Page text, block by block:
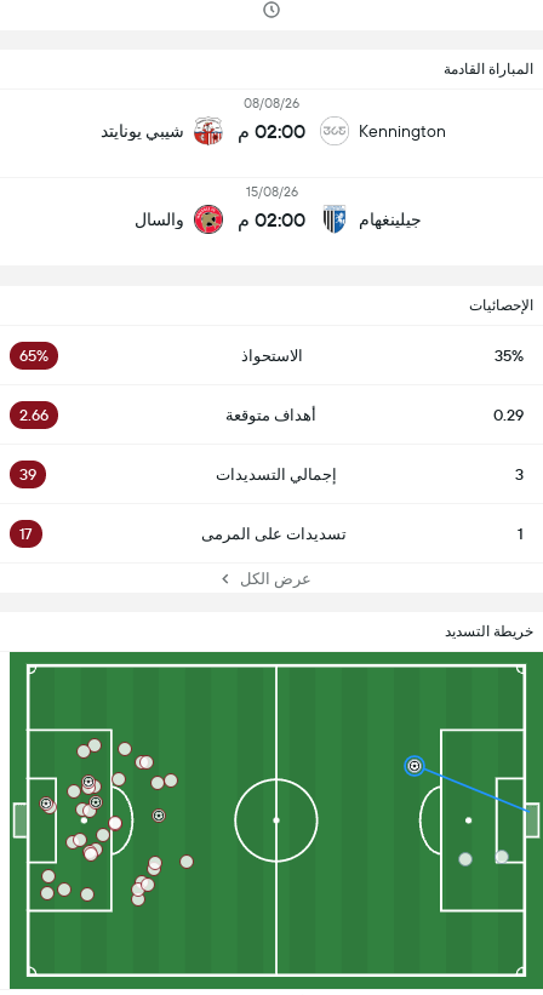
المباراة القادمة
Kennington
08/08/26
02:00 م شيبي يونايتد
جيلينغهام
15/08/26
02:00 م والسال
الإحصائيات
35% الاستحواذ 65%
0.29 أهداف متوقعة 2.66
3 إجمالي التسديدات 39
1 تسديدات على المرمى 17
عرض الكل
خريطة التسديد